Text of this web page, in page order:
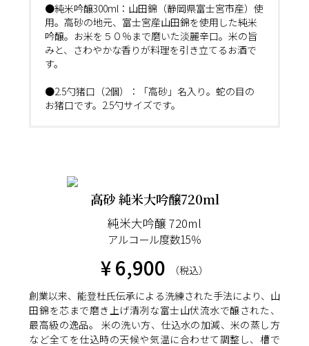
●純米吟醸300ml：山田錦（静岡県富士宮市産）使
用。高砂の地元、富士宮産山田錦を使用した純米
吟醸。お米を５０％まで磨いた淡麗辛口。米の旨
みと、さわやかな香りが料理を引き立てるお酒で
す。
●2.5勺猪口（2個）：「高砂」名入り。蛇の目の
お猪口です。2.5勺サイズです。
高砂 純米大吟醸720ml
純米大吟醸 720ml
アルコール度数15％
¥ 6,900
（税込）
創業以来、能登杜氏伝承による洗練された手法により、山
田錦を芯まで磨き上げ清冽な富士山伏流水で醸された、
最高級の逸品。 米の洗い方、仕込水の加減、米の蒸し方
など全てを仕込時の天候や気温に合わせて調整し、槽で